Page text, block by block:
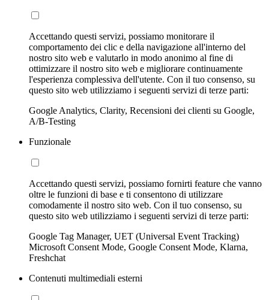
Accettando questi servizi, possiamo monitorare il
comportamento dei clic e della navigazione all'interno del
nostro sito web e valutarlo in modo anonimo al fine di
ottimizzare il nostro sito web e migliorare continuamente
l'esperienza complessiva dell'utente. Con il tuo consenso, su
questo sito web utilizziamo i seguenti servizi di terze parti:
Google Analytics, Clarity, Recensioni dei clienti su Google,
A/B-Testing
Funzionale
Accettando questi servizi, possiamo fornirti feature che vanno
oltre le funzioni di base e ti consentono di utilizzare
comodamente il nostro sito web. Con il tuo consenso, su
questo sito web utilizziamo i seguenti servizi di terze parti:
Google Tag Manager, UET (Universal Event Tracking)
Microsoft Consent Mode, Google Consent Mode, Klarna,
Freshchat
Contenuti multimediali esterni